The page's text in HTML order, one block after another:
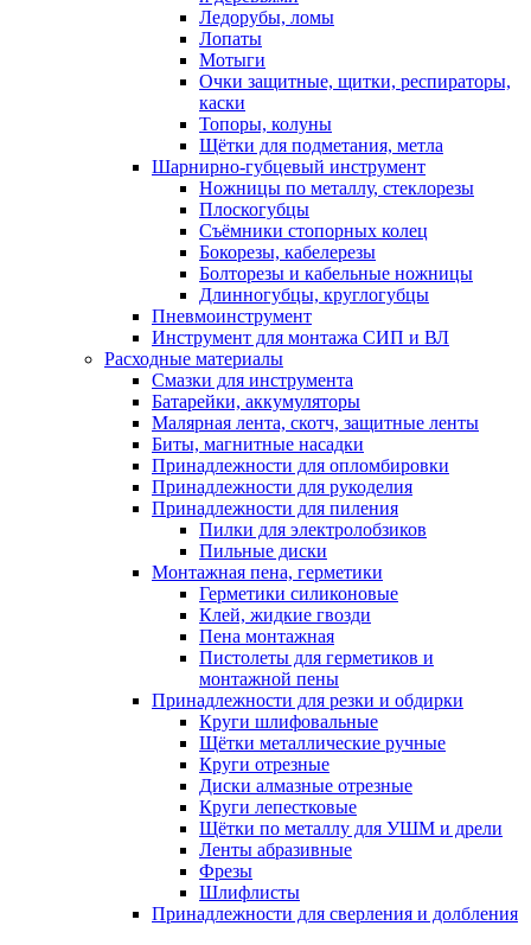
Ледорубы, ломы
Лопаты
Мотыги
Очки защитные, щитки, респираторы,
каски
Топоры, колуны
Щётки для подметания, метла
Шарнирно-губцевый инструмент
Ножницы по металлу, стеклорезы
Плоскогубцы
Съёмники стопорных колец
Бокорезы, кабелерезы
Болторезы и кабельные ножницы
Длинногубцы, круглогубцы
Пневмоинструмент
Инструмент для монтажа СИП и ВЛ
Расходные материалы
Смазки для инструмента
Батарейки, аккумуляторы
Малярная лента, скотч, защитные ленты
Биты, магнитные насадки
Принадлежности для опломбировки
Принадлежности для рукоделия
Принадлежности для пиления
Пилки для электролобзиков
Пильные диски
Монтажная пена, герметики
Герметики силиконовые
Клей, жидкие гвозди
Пена монтажная
Пистолеты для герметиков и
монтажной пены
Принадлежности для резки и обдирки
Круги шлифовальные
Щётки металлические ручные
Круги отрезные
Диски алмазные отрезные
Круги лепестковые
Щётки по металлу для УШМ и дрели
Ленты абразивные
Фрезы
Шлифлисты
Принадлежности для сверления и долбления